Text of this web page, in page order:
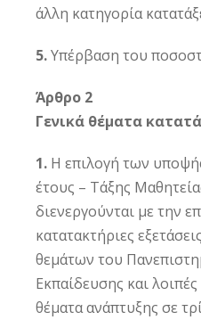
άλλη κατηγορία
5.Υπέρβαση του
Άρθρο 2
Γενικά θέματα
1. Η επιλογή των
έτους – Τάξης
διενεργούνται με την
κατατακτήριες
θεμάτων του
Εκπαίδευσης και
θέματα ανάπτυξης σε